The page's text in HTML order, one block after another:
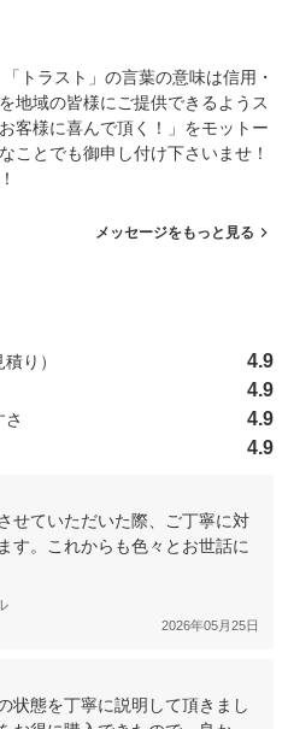
トラスト」の言葉の意味は信用・
地域の皆様にご提供できるようス
客様に喜んで頂く！」をモットー
ことでも御申し付け下さいませ！
メッセージをもっと見る
中）
り） 4.9
4.9
4.9
4.9
せていただいた際、ご丁寧に対
す。これからも色々とお世話に
2026年05月25日
状態を丁寧に説明して頂きまし